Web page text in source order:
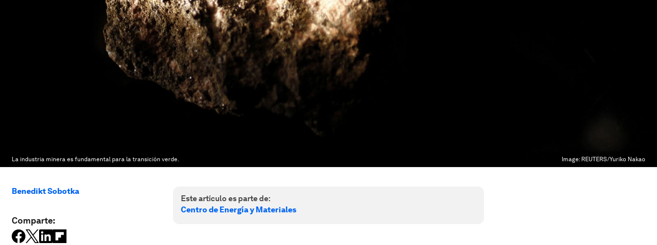
La industria minera es fundamental para la transición verde. Image: REUTERS/Yuriko Nakao
Benedikt Sobotka
Comparte:
Este artículo es parte de:
Centro de Energía y Materiales